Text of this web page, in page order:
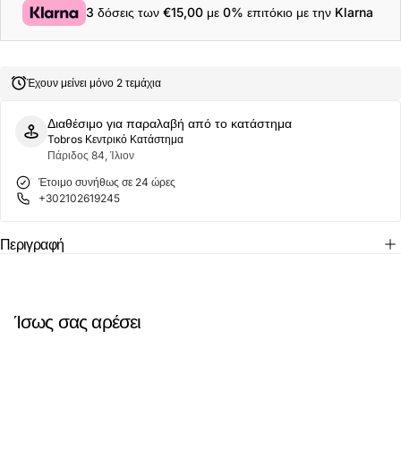
Ανδρική
Μπλούζα
478
Ραφ
Ανδρική
Μπλούζα
478
Ραφ
3 δόσεις των€15,00 με 0% επιτόκιο με την Klarna
Έχουν μείνει μόνο 2 τεμάχια
Διαθέσιμο για παραλαβή από το κατάστημα
Tobros Κεντρικό Κατάστημα
Πάριδος 84, Ίλιον
Έτοιμο συνήθως σε 24 ώρες
+302102619245
Περιγραφή
Ίσως σας αρέσει